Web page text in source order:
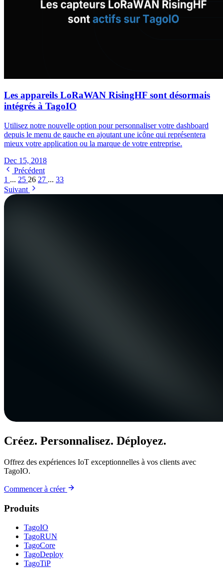
Les appareils LoRaWAN RisingHF sont désormais
intégrés à TagoIO
Utilisez notre nouvelle option pour personnaliser votre dashboard
depuis le menu de gauche en ajoutant une icône qui représentera
mieux votre application ou la marque de votre entreprise.
Dec 15, 2018
Précédent
1 ... 25 26 27 ... 33
Suivant
Créez. Personnalisez. Déployez.
Offrez des expériences IoT exceptionnelles à vos clients avec
TagoIO.
Commencer à créer
Produits
TagoIO
TagoRUN
TagoCore
TagoDeploy
TagoTiP